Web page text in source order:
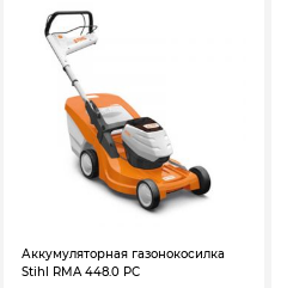
Аккумуляторная газонокосилка
Stihl RMA 448.0 PC